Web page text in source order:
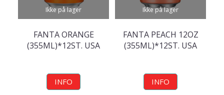
Ikke på lager
FANTA ORANGE
(355ML)*12ST. USA
INFO
Ikke på lager
FANTA PEACH 12OZ
(355ML)*12ST. USA
INFO